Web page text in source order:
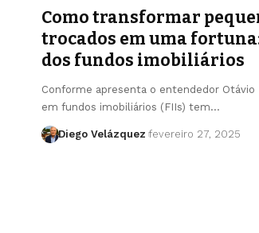
Como transformar
trocados em uma
dos fundos imobiliários
Conforme apresenta o entendedor Otávio
em fundos imobiliários (FIIs) tem…
Diego Velázquez fevereiro 27, 2025